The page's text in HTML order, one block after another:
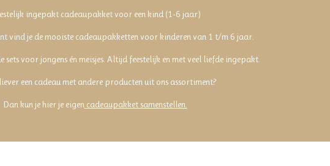
ingepakt cadeaupakket voor een kind (1-6 jaar)
vind je de mooiste cadeaupakketten voor kinderen van 1 t/m 6 jaar.
sets voor jongens én meisjes. Altijd feestelijk en met veel liefde ingepakt.
liever een cadeau met andere producten uit ons assortiment?
Dan kun je hier je eigencadeaupakket samenstellen.